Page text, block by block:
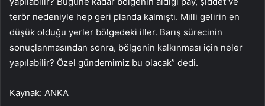
terör nedeniyle hep geri planda kalmıştı. Milli gelirin en
düşük olduğu yerler bölgedeki iller. Barış sürecinin
sonuçlanmasından sonra, bölgenin kalkınması için neler
yapılabilir? Özel gündemimiz bu olacak” dedi.
Kaynak: ANKA